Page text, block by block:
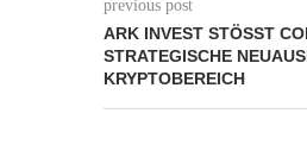
previous post
ARK INVEST STÖSST
TRATEGISCHE
RYPTOBEREICH